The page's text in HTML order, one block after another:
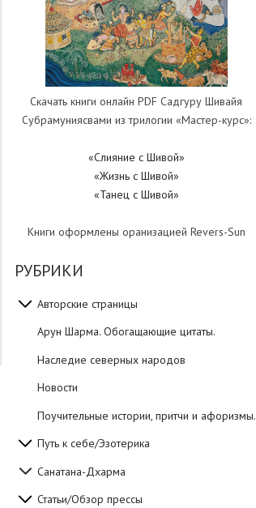
Скачать книги онлайн PDF Садгуру Шивайя
Субрамуниясвами из трилогии «Мастер-курс»:
«Слияние с Шивой»
«Жизнь с Шивой»
«Танец с Шивой»
Книги оформлены оранизацией Revers-Sun
РУБРИКИ
Авторские страницы
Арун Шарма. Обогащающие цитаты.
Наследие северных народов
Новости
Поучительные истории, притчи и афоризмы.
Путь к себе/Эзотерика
Санатана-Дхарма
Статьи/Обзор прессы